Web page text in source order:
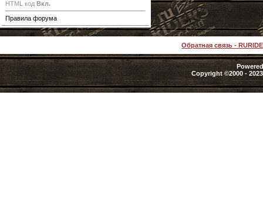
HTML код Вкл.
Правила форума
Обратная связь -
Copyright ©2000 -